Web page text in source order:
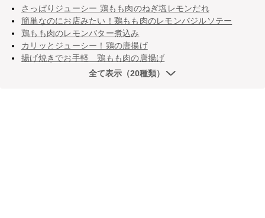
さっぱりジューシー 鶏もも肉のねぎ塩レモンだれ
簡単なのにお店みたい！鶏もも肉のレモンバジルソテー
鶏もも肉のレモンバター煮込み
カリッとジューシー！鶏の唐揚げ
揚げ焼きでお手軽 鶏もも肉の唐揚げ
全て表示（20種類）